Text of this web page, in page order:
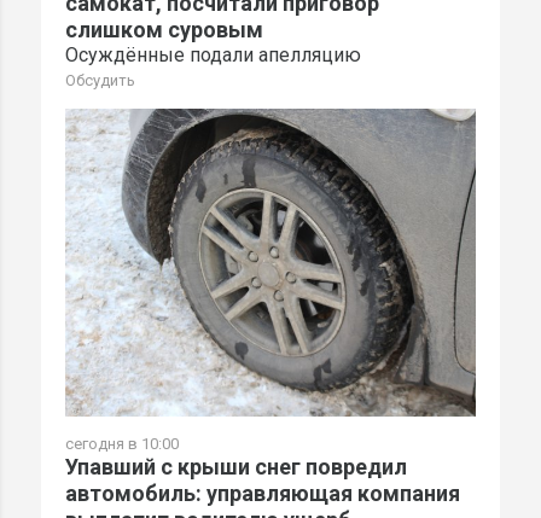
слишком суровым
Осуждённые подали апелляцию
Обсудить
сегодня в 10:00
Упавший с крыши снег повредил
автомобиль: управляющая компания